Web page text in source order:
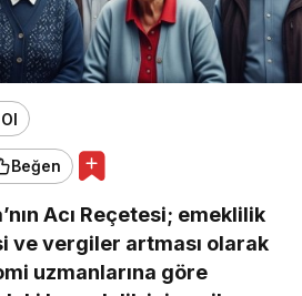
Beğen
Acı Reçetesi; emeklilik
ve vergiler artması olarak
uzmanlarına göre